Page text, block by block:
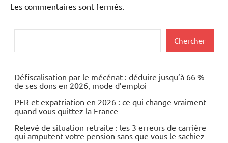
Les commentaires sont fermés.
Chercher
Défiscalisation par le mécénat : déduire jusqu’à 66 %
de ses dons en 2026, mode d’emploi
PER et expatriation en 2026 : ce qui change vraiment
quand vous quittez la France
Relevé de situation retraite : les 3 erreurs de carrière
qui amputent votre pension sans que vous le sachiez